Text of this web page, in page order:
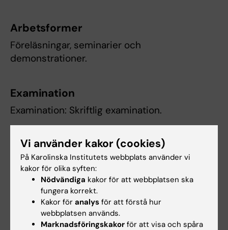
Arbetsformer
Föreläsningar, seminarier och
demonstrationer.
Examination
Examination: Skriftlig examination.
Examinator bedömer om och i så fall hur
frånvaro från obligatoriska utbildningsinslag
kan tas igen. Innan studenten deltagit i de
obligatoriska utbildningsinslagen eller tagit
igen frånvaro i enlighet med examinators
anvisningar kan inte studieresultaten
Vi använder kakor (cookies)
På Karolinska Institutets webbplats använder vi
kakor för olika syften:
Nödvändiga kakor för att webbplatsen ska
fungera korrekt.
Kakor för analys för att förstå hur
webbplatsen används.
Marknadsföringskakor för att visa och spåra